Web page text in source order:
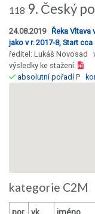
118 9. Český
24.08.2019 Řeka Vltava
jako v r. 2017-8, Start
ředitel: Lukáš Novosad
výsledky ke stažení:
absolutní pořadíP
kategorie C2M